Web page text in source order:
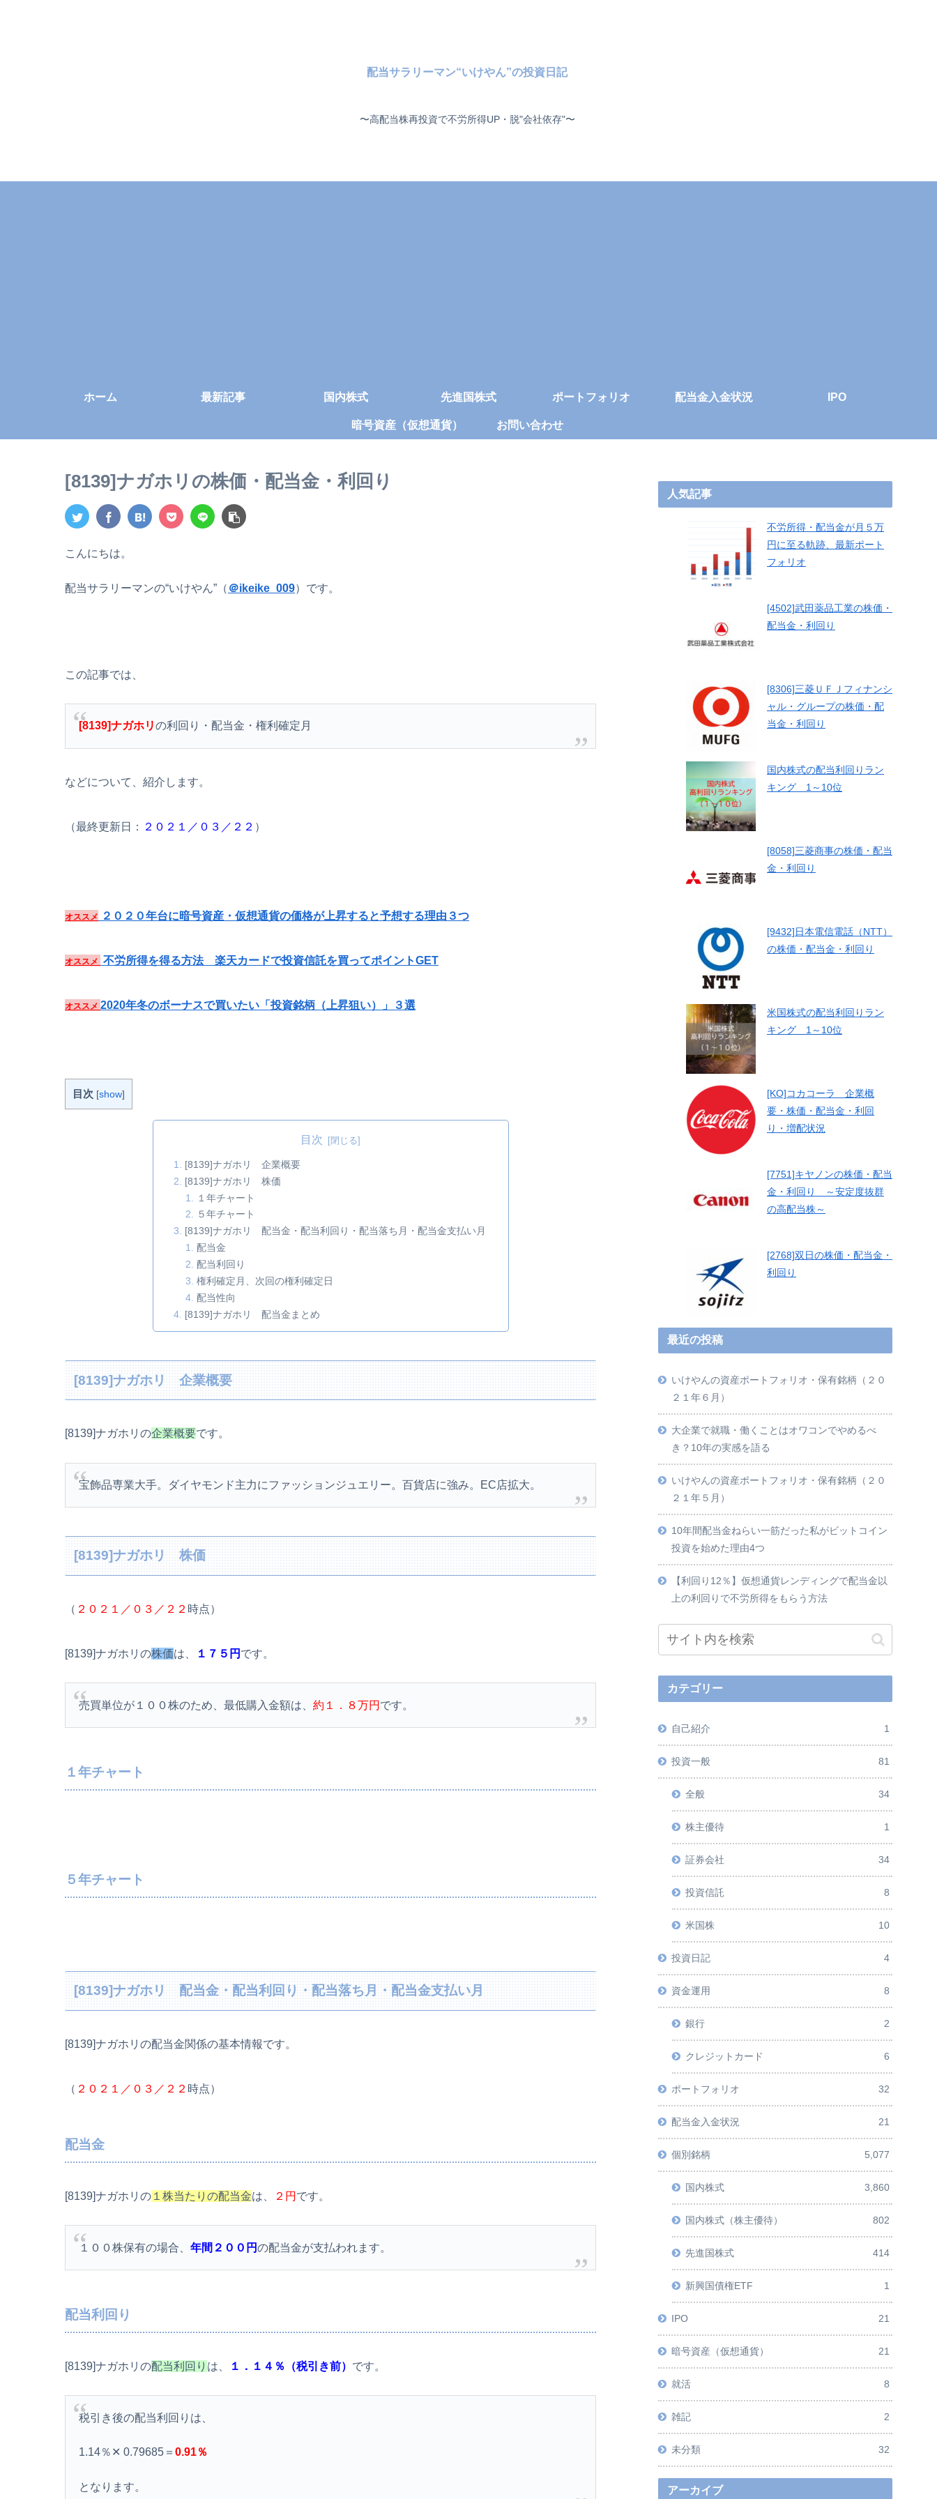
配当サラリーマン“いけやん”の投資日記 ​
〜高配当株再投資で不労所得UP・脱"会社依存"〜 ​
ホーム 最新記事 国内株式 先進国株式 ポートフォリオ 配当金入金状況 IPO
暗号資産（仮想通貨） お問い合わせ
[8139]ナガホリの株価・配当金・利回り
こんにちは。
配当サラリーマンの“いけやん”（ ＠ikeike_009）です。
この記事では、
[8139]ナガホリの利回り・配当金・権利確定月
などについて、紹介します。
（最終更新日： ２０２１／０３／２２ ）
オススメ ２０２０年台に暗号資産・仮想通貨の価格が上昇すると予想する理由３つ
オススメ 不労所得を得る方法 楽天カードで投資信託を買ってポイントGET
オススメ 2020年冬のボーナスで買いたい「投資銘柄（上昇狙い）」３選
目次 [show]
目次
[8139]ナガホリ 企業概要
[8139]ナガホリ 株価
１年チャート
５年チャート
[8139]ナガホリ 配当金・配当利回り・配当落ち月・配当金支払い月
配当金
配当利回り
権利確定月、次回の権利確定日
配当性向
[8139]ナガホリ 配当金まとめ
[8139]ナガホリ 企業概要
[8139]ナガホリの企業概要です。
宝飾品専業大手。ダイヤモンド主力にファッションジュエリー。百貨店に強み。EC店拡大。
[8139]ナガホリ 株価
（ ２０２１／０３／２２ 時点）
[8139]ナガホリの株価は、 １７５円 です。
売買単位が１００株のため、最低購入金額は、約１．８万円 です。
１年チャート
５年チャート
[8139]ナガホリ 配当金・配当利回り・配当落ち月・配当金支払い月
[8139]ナガホリの配当金関係の基本情報です。
（ ２０２１／０３／２２ 時点）
配当金
[8139]ナガホリの １株当たりの配当金は、 ２円 です。
１００株保有の場合、年間２００円の配当金が支払われます。
配当利回り
[8139]ナガホリの配当利回り は、 １．１４％（税引き前） です。
税引き後の配当利回りは、
1.14％✕ 0.79685＝0.91％
となります。
人気記事
不労所得・配当金が月５万
円に至る軌跡、最新ポート
フォリオ
[4502]武田薬品工業の株価・
配当金・利回り
[8306]三菱ＵＦＪフィナンシ
ャル・グループの株価・配
当金・利回り
国内株式の配当利回りラン
キング 1～10位
[8058]三菱商事の株価・配当
金・利回り
[9432]日本電信電話（NTT）
の株価・配当金・利回り
米国株式の配当利回りラン
キング 1～10位
[KO]コカコーラ 企業概
要・株価・配当金・利回
り・増配状況
[7751]キヤノンの株価・配当
金・利回り ～安定度抜群
の高配当株～
[2768]双日の株価・配当金・
利回り
最近の投稿
いけやんの資産ポートフォリオ・保有銘柄（２０
２１年６月）
大企業で就職・働くことはオワコンでやめるべ
き？10年の実感を語る
いけやんの資産ポートフォリオ・保有銘柄（２０
２１年５月）
10年間配当金ねらい一筋だった私がビットコイン
投資を始めた理由4つ
【利回り12％】仮想通貨レンディングで配当金以
上の利回りで不労所得をもらう方法
カテゴリー
自己紹介 1
投資一般 81
全般 34
株主優待 1
証券会社 34
投資信託 8
米国株 10
投資日記 4
資金運用 8
銀行 2
クレジットカード 6
ポートフォリオ 32
配当金入金状況 21
個別銘柄 5,077
国内株式 3,860
国内株式（株主優待） 802
先進国株式 414
新興国債権ETF 1
IPO 21
暗号資産（仮想通貨） 21
就活 8
雑記 2
未分類 32
アーカイブ